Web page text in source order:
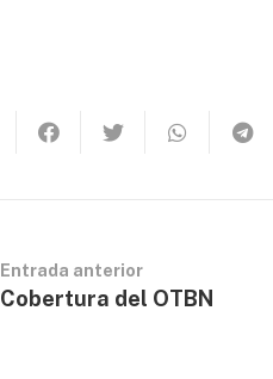
Entrada anterior
Cobertura del OTBN